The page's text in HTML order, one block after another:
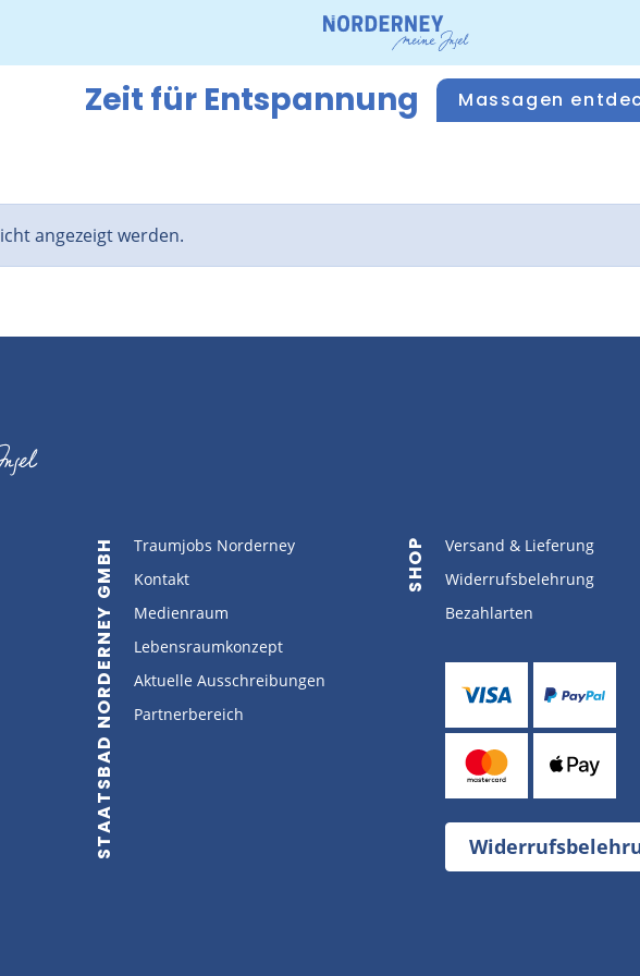
Zeit für Entspannung Massagen
angezeigt werden.
STAATSBAD NORDERNEY GMBH
Traumjobs Norderney
Kontakt
Medienraum
Lebensraumkonzept
Aktuelle Ausschreibungen
Partnerbereich
SHOP
Versand & Lieferung
Widerrufsbelehrung
Bezahlarten